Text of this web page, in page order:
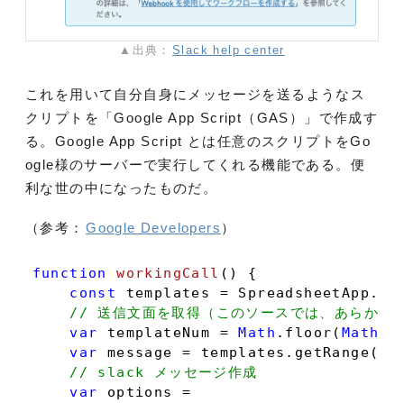
▲出典： Slack help center
これを用いて自分自身にメッセージを送るようなス
クリプトを「Google App Script（GAS）」で作成す
る。Google App Script とは任意のスクリプトをGo
ogle様のサーバーで実行してくれる機能である。便
利な世の中になったものだ。
（参考： Google Developers ）
function workingCall ( ) {
const
templates =
// 送信文面を取得（このソースでは、あらかじ
var templateNum = Math .floor( Math
var message = templates.getRange(
// slack メッセージ作成
var options =